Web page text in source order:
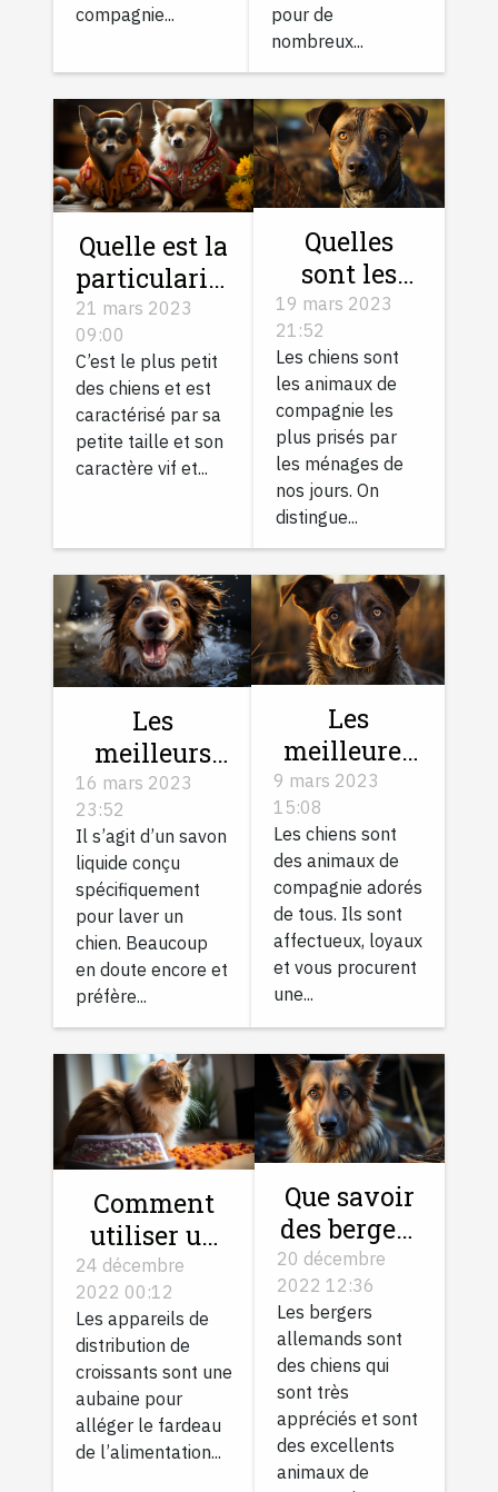
compagnie...
pour de
nombreux...
Quelle est la
particularité
du
Chihuahua
?
21 mars 2023
09:00
C’est le plus petit
des chiens et est
caractérisé par sa
petite taille et son
caractère vif et...
Quelles
sont les
différentes
races de
chiens aux
poils
bringés ?
19 mars 2023
21:52
Les chiens sont
les animaux de
compagnie les
plus prisés par
les ménages de
nos jours. On
distingue...
Les
meilleurs
shampoings
pour chien
16 mars 2023
23:52
Il s’agit d’un savon
liquide conçu
spécifiquement
pour laver un
chien. Beaucoup
en doute encore et
préfère...
Les
meilleures
races de
chien à
adopter
9 mars 2023
15:08
Les chiens sont
des animaux de
compagnie adorés
de tous. Ils sont
affectueux, loyaux
et vous procurent
une...
Comment
utiliser un
distributeur
automatique
de
croquettes
pour votre
chat ?
24 décembre
2022 00:12
Les appareils de
distribution de
croissants sont une
aubaine pour
alléger le fardeau
de l’alimentation...
Que savoir
des bergers
allemands
?
20 décembre
2022 12:36
Les bergers
allemands sont
des chiens qui
sont très
appréciés et sont
des excellents
animaux de